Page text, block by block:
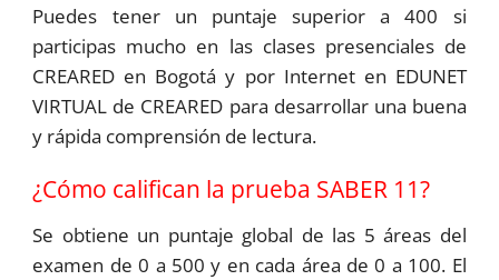
Puedes tener un puntaje superior a 400 si
participas mucho en las clases presenciales de
CREARED en Bogotá y por Internet en EDUNET
VIRTUAL de CREARED para desarrollar una buena
y rápida comprensión de lectura.
¿Cómo califican la prueba SABER 11?
Se obtiene un puntaje global de las 5 áreas del
examen de 0 a 500 y en cada área de 0 a 100. El